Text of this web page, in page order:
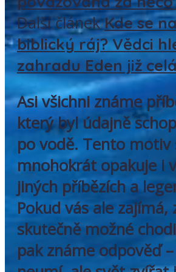
Další článek Kde se
biblický ráj? Vědci
zahradu Eden již
Asi všichni známe
který byl údajně
po vodě. Tento motiv
mnohokrát opakuje i
jiných příbězích a
Pokud vás ale zajímá,
skutečně možné
pak známe odpověď